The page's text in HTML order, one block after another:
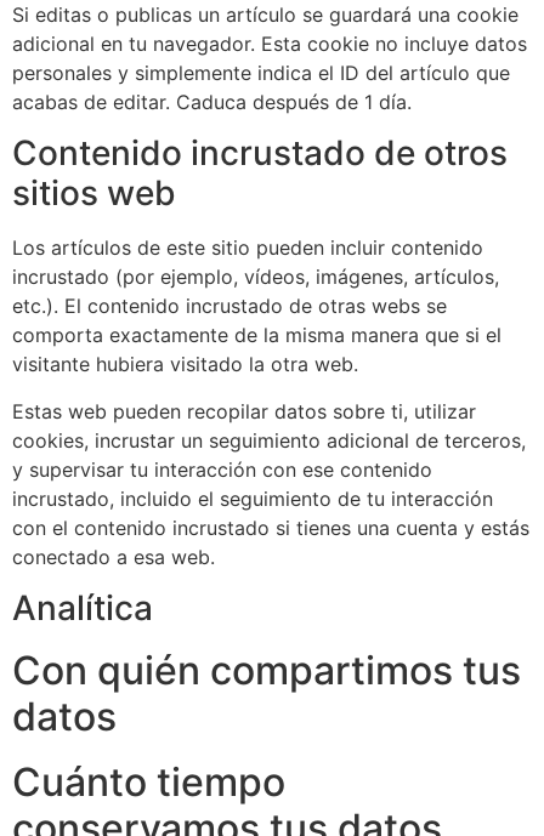
Si editas o publicas un artículo se guardará una cookie
adicional en tu navegador. Esta cookie no incluye datos
personales y simplemente indica el ID del artículo que
acabas de editar. Caduca después de 1 día.
Contenido incrustado de otros
sitios web
Los artículos de este sitio pueden incluir contenido
incrustado (por ejemplo, vídeos, imágenes, artículos,
etc.). El contenido incrustado de otras webs se
comporta exactamente de la misma manera que si el
visitante hubiera visitado la otra web.
Estas web pueden recopilar datos sobre ti, utilizar
cookies, incrustar un seguimiento adicional de terceros,
y supervisar tu interacción con ese contenido
incrustado, incluido el seguimiento de tu interacción
con el contenido incrustado si tienes una cuenta y estás
conectado a esa web.
Analítica
Con quién compartimos tus
datos
Cuánto tiempo